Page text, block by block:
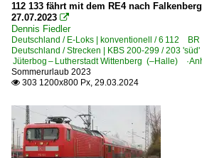
112 133 fährt mit dem RE4 nach
27.07.2023 
Dennis Fiedler
Deutschland / E-Loks | konventionell / 6 112
Deutschland / Strecken | KBS 200-299 / 203
Jüterbog – Lutherstadt Wittenberg (–Halle)
Sommerurlaub 2023
 303 1200x800 Px, 29.03.2024